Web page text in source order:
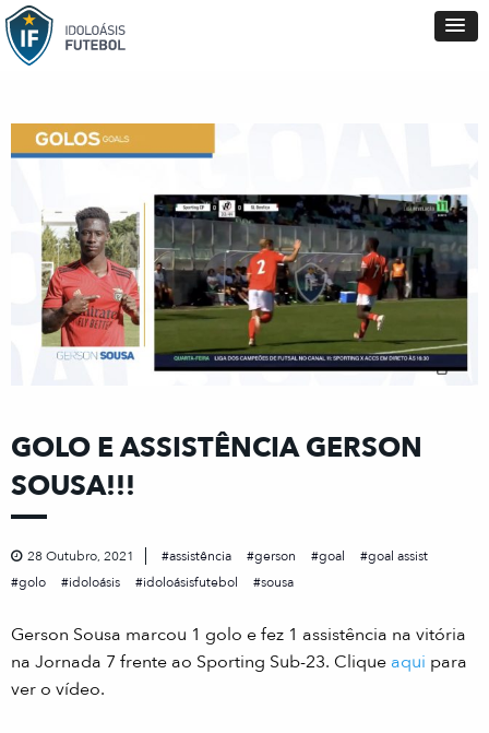
GOLO E ASSISTÊNCIA GERSON
SOUSA!!!
28 Outubro, 2021 assistência gerson goal
goal assist
golo
idoloásis idoloásisfutebol sousa
Gerson Sousa marcou 1 golo e fez 1 assistência na vitória
na Jornada 7 frente ao Sporting Sub-23. Clique aqui para
ver o vídeo.